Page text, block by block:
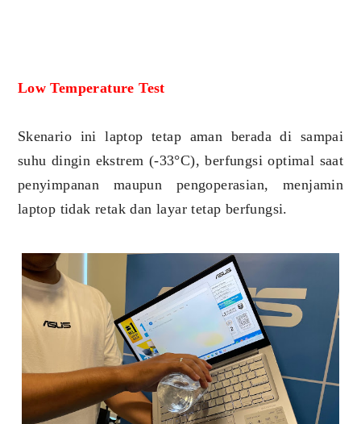
Low Temperature Test
Skenario ini laptop tetap aman berada di sampai
suhu dingin ekstrem (-33°C), berfungsi optimal saat
penyimpanan maupun pengoperasian, menjamin
laptop tidak retak dan layar tetap berfungsi.